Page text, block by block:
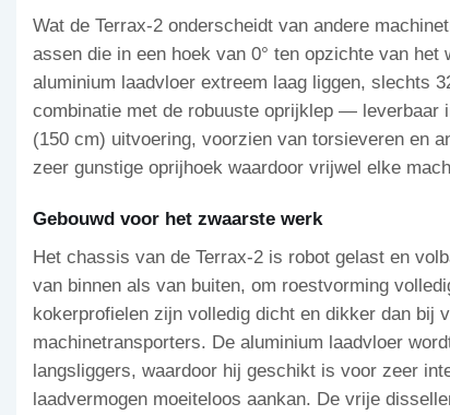
Wat de Terrax-2 onderscheidt van andere
assen die in een hoek van 0° ten opzichte van het
aluminium laadvloer extreem laag liggen, slechts
combinatie met de robuuste oprijklep — leverbaar
(150 cm) uitvoering, voorzien van torsieveren en
zeer gunstige oprijhoek waardoor vrijwel elke
Gebouwd voor het zwaarste werk
Het chassis van de Terrax-2 is robot gelast en
van binnen als van buiten, om roestvorming
kokerprofielen zijn volledig dicht en dikker dan bij
machinetransporters. De aluminium laadvloer
langsliggers, waardoor hij geschikt is voor zeer
laadvermogen moeiteloos aankan. De vrije